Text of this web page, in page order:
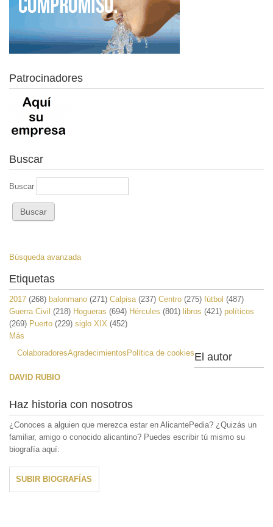
Patrocinadores
Buscar
Buscar
Búsqueda avanzada
Etiquetas
2017 (268) balonmano (271) Calpisa (237) Centro (275) fútbol (487)
Guerra Civil (218) Hogueras (694) Hércules (801) libros (421) políticos
(269) Puerto (229) siglo XIX (452)
Más
ColaboradoresAgradecimientos Política de cookiesEl autor
DAVID RUBIO
Haz historia con nosotros
¿Conoces a alguien que merezca estar en AlicantePedia? ¿Quizás un
familiar, amigo o conocido alicantino? Puedes escribir tú mismo su
biografía aquí:
SUBIR BIOGRAFÍAS